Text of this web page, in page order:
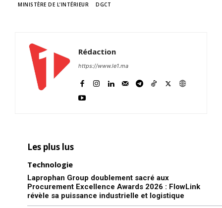
MINISTÈRE DE L’INTÉRIEUR
DGCT
Rédaction
https://www.le1.ma
Les plus lus
Technologie
Laprophan Group doublement sacré aux
Procurement Excellence Awards 2026 : FlowLink
révèle sa puissance industrielle et logistique